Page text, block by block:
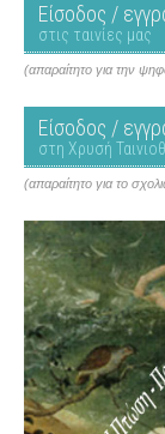
Είσοδος /
στις ταινίες μας
(απαραίτητο για την
Είσοδος /
στη Χρυσή
(απαραίτητο για το